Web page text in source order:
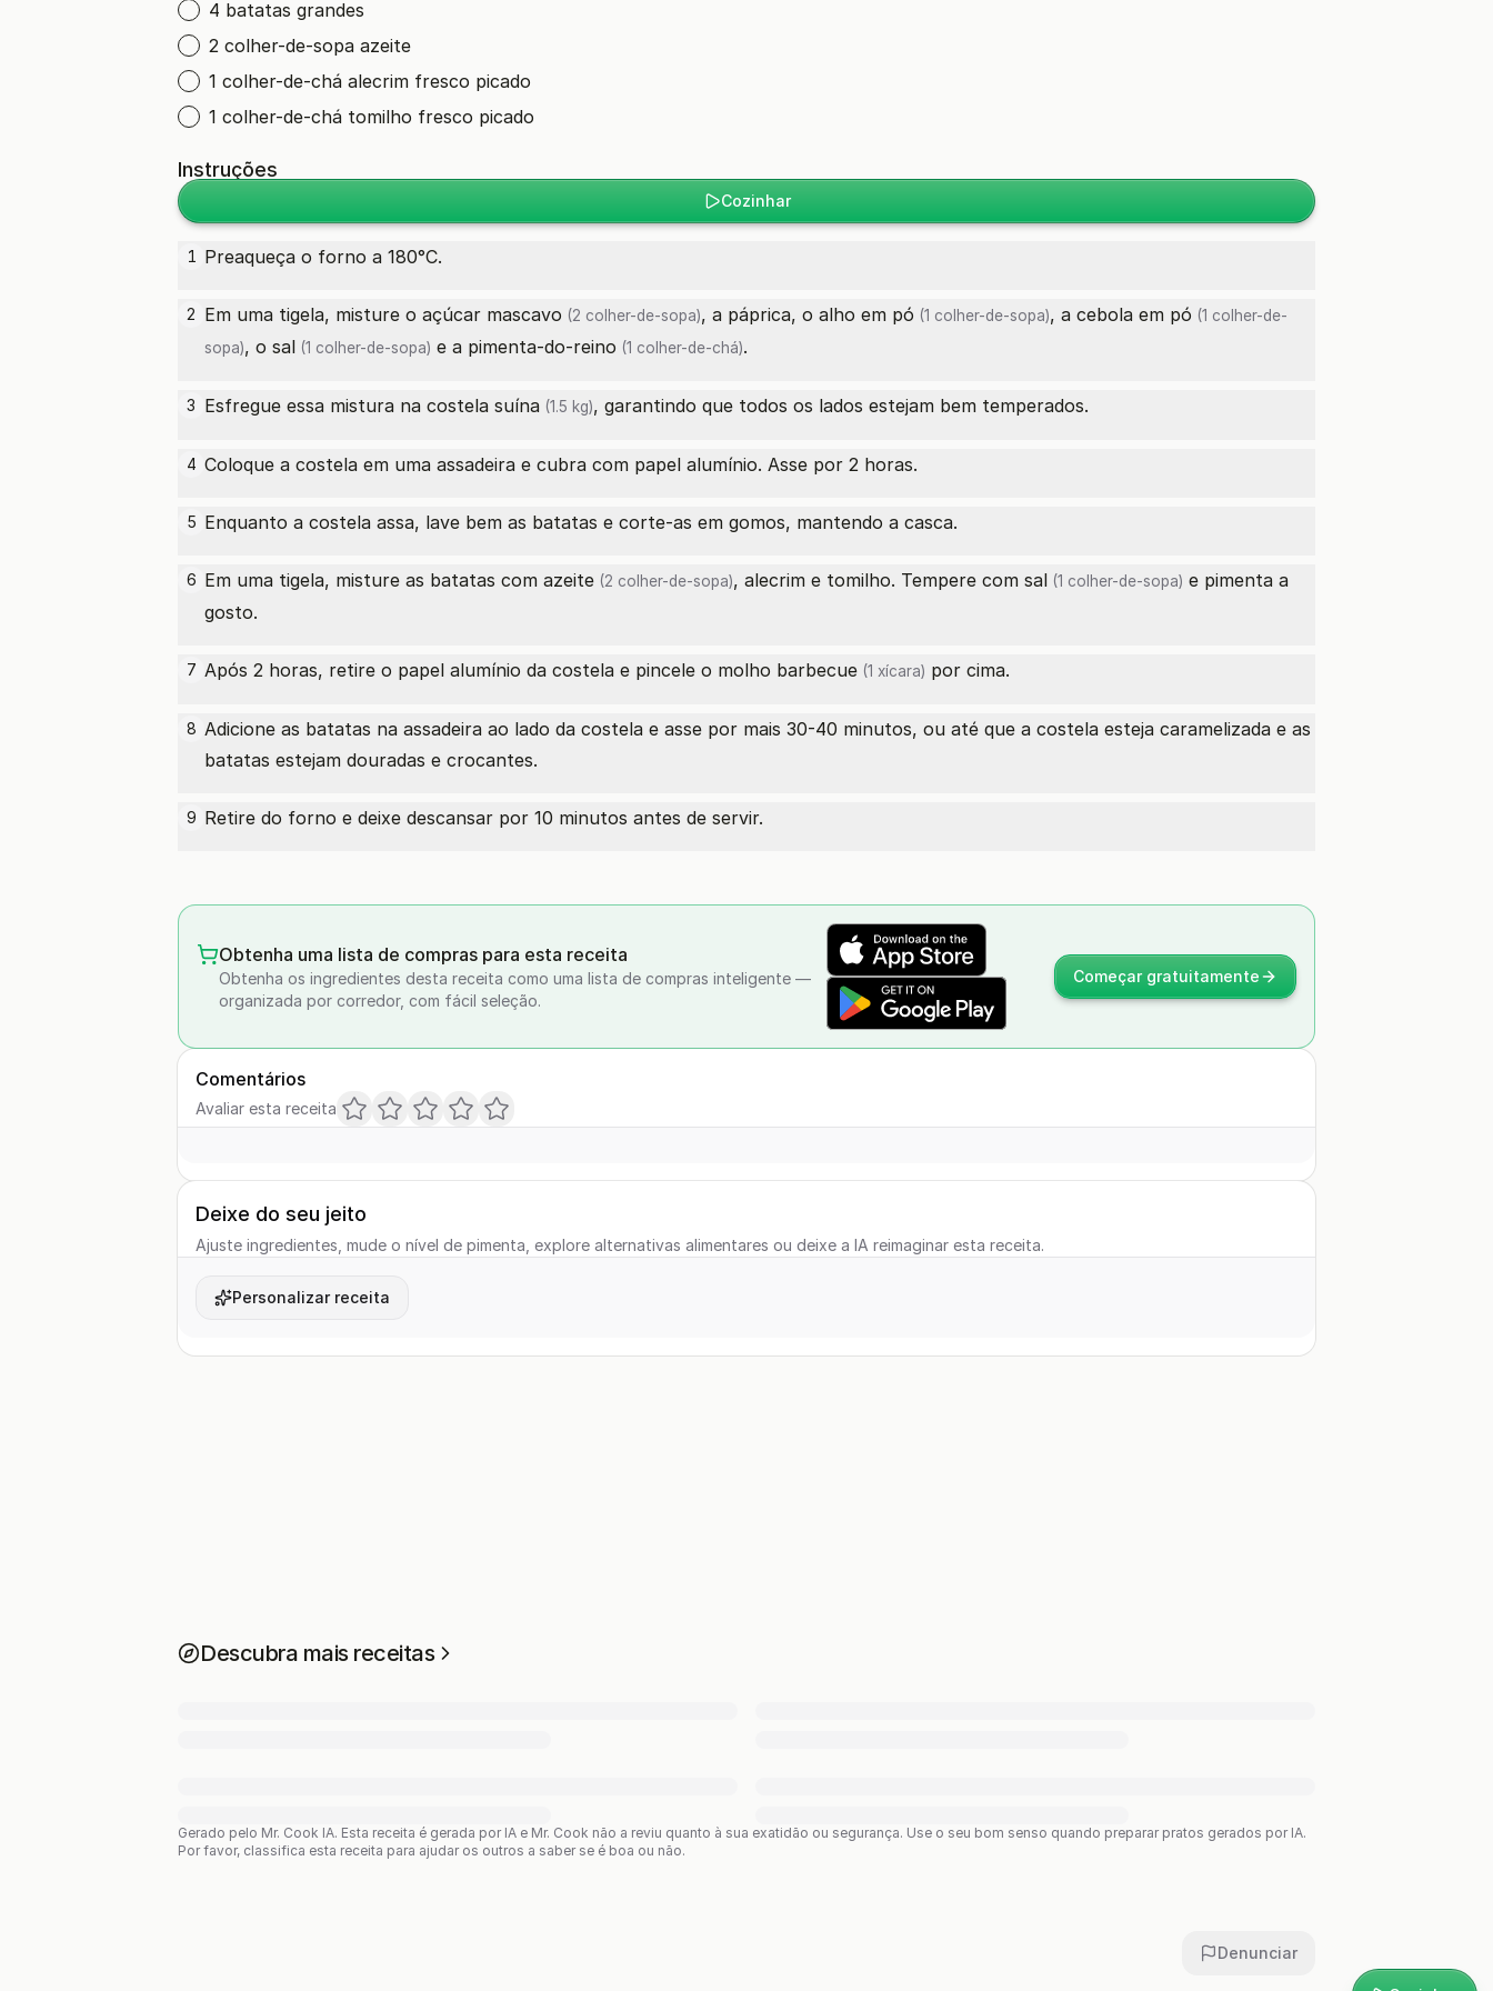
4 batatas grandes
2 colher-de-sopa azeite
1 colher-de-chá alecrim fresco picado
1 colher-de-chá tomilho fresco picado
Instruções
Cozinhar
1 Preaqueça o forno a 180°C.
2 Em uma tigela, misture o açúcar mascavo (2 colher-de-sopa), a páprica, o alho em pó (1 colher-de-sopa), a cebola em pó (1 colher-de-
sopa), o sal (1 colher-de-sopa) e a pimenta-do-reino (1 colher-de-chá).
3 Esfregue essa mistura na costela suína (1.5 kg), garantindo que todos os lados estejam bem temperados.
4 Coloque a costela em uma assadeira e cubra com papel alumínio. Asse por 2 horas.
5 Enquanto a costela assa, lave bem as batatas e corte-as em gomos, mantendo a casca.
6 Em uma tigela, misture as batatas com azeite (2 colher-de-sopa), alecrim e tomilho. Tempere com sal (1 colher-de-sopa) e pimenta a
gosto.
7 Após 2 horas, retire o papel alumínio da costela e pincele o molho barbecue (1 xícara) por cima.
8 Adicione as batatas na assadeira ao lado da costela e asse por mais 30-40 minutos, ou até que a costela esteja caramelizada e as
batatas estejam douradas e crocantes.
9 Retire do forno e deixe descansar por 10 minutos antes de servir.
Obtenha uma lista de compras para esta receita
Obtenha os ingredientes desta receita como uma lista de compras inteligente —
organizada por corredor, com fácil seleção.
Começar gratuitamente
Comentários
Avaliar esta receita
Deixe do seu jeito
Ajuste ingredientes, mude o nível de pimenta, explore alternativas alimentares ou deixe a IA reimaginar esta receita.
Personalizar receita
Descubra mais receitas
Gerado pelo Mr. Cook IA. Esta receita é gerada por IA e Mr. Cook não a reviu quanto à sua exatidão ou segurança. Use o seu bom senso quando preparar pratos gerados por IA.
Por favor, classifica esta receita para ajudar os outros a saber se é boa ou não.
Denunciar